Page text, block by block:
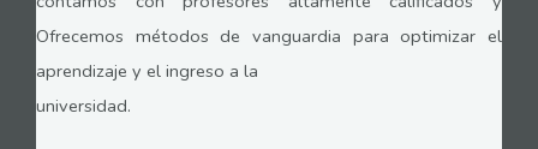
Ofrecemos métodos de vanguardia para optimizar el
aprendizaje y el ingreso a la
universidad.